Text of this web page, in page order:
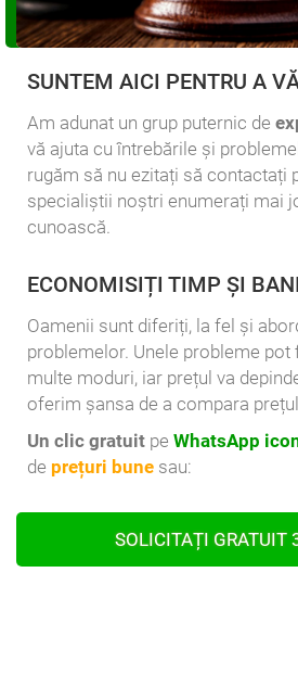
SUNTEM AICI PENTRU A
Am adunat un grup puternic de
vă ajuta cu întrebările și
rugăm să nu ezitați să contactați
specialiștii noștri enumerați mai
cunoască.
ECONOMISIȚI TIMP ȘI BANI
Oamenii sunt diferiți, la fel și
problemelor. Unele probleme pot
multe moduri, iar prețul va
oferim șansa de a compara
Un clic gratuit pe WhatsApp
de prețuri bune sau:
SOLICITAȚI GRATUIT